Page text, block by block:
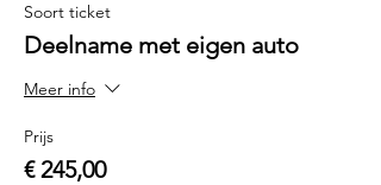
Soort ticket
Deelname met eigen auto
Meer info
Prijs
€ 245,00